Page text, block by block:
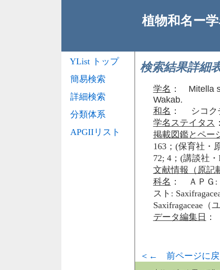
植物和名ー
検索結果詳細
学名 ： Mitella
Wakab.
和名 ： シコク
学名ステイタス
掲載図鑑とペー
163；(保育社・
72; 4；(講談社・
文献情報（原記
科名 ： ＡＰＧ:
スト:
Saxifragaceae（
データ編集日
＜← 前ページに戻
YList トップ
簡易検索
詳細検索
分類体系
APGIIリスト